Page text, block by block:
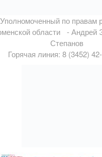
Уполномоченный по правам
области - Андрей
Степанов
Горячая линия: 8 (3452)